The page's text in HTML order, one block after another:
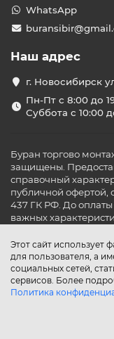
13 заводов
Франция и
решений.
3. Технологии
400+
Совместные
Ключевые
4. Глобальная
года
системы»).
США,
ключевые
Этот сайт использует
для пользователя, а
социальных сетей,
сервисов. Более
Политика
WhatsApp
Наш адрес
г. Новосибирск
Пн-Пт с 8:00 до
Суббота с 10:00
Буран торгово
защищены.
справочный
публичной офертой,
437 ГК РФ. До оплаты
важных